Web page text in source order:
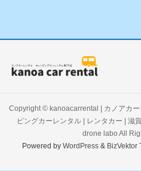
Copyright ©kanoacarrental | カノアカ
ピングカーレンタル | レンタカー | 滋
drone labo All
Powered byWordPress & BizVektor